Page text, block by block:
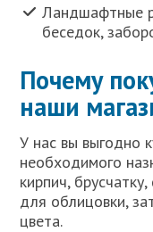
Ландшафтные
беседок,
Почему
наши
У нас вы выгодно
необходимого
кирпич,
для облицовки,
цвета.